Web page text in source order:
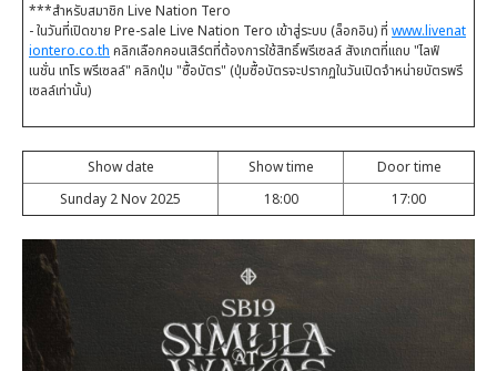
***สำหรับสมาชิก Live Nation Tero
- ในวันที่เปิดขาย Pre-sale Live Nation Tero เข้าสู่ระบบ (ล็อกอิน) ที่ www.livenat
iontero.co.th คลิกเลือกคอนเสิร์ตที่ต้องการใช้สิทธิ์พรีเซลล์ สังเกตที่แถบ "ไลฟ์
เนชั่น เทโร พรีเซลล์" คลิกปุ่ม "ซื้อบัตร" (ปุ่มซื้อบัตรจะปรากฏในวันเปิดจำหน่ายบัตรพรี
เซลล์เท่านั้น)
Show date Show time
Door time
Sunday 2 Nov 2025
18:00 17:00